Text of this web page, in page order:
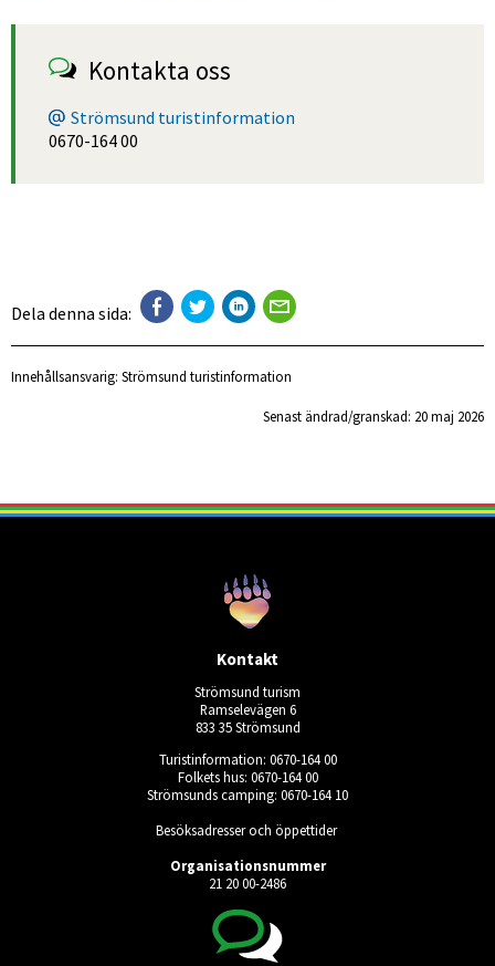
Kontakta oss
Strömsund turistinformation
0670-164 00
Dela denna sida:
Innehållsansvarig: Strömsund turistinformation
Senast ändrad/granskad: 20 maj 2026
Kontakt
Strömsund turism
Ramselevägen 6
833 35 Strömsund
Turistinformation: 0670-164 00
Folkets hus: 0670-164 00
Strömsunds camping: 0670-164 10
Besöksadresser och öppettider
Organisationsnummer
21 20 00-2486